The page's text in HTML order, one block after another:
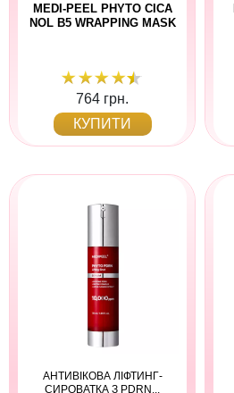
MEDI-PEEL PHYTO CICA
NOL B5 WRAPPING MASK
764 грн.
КУПИТИ
АНТИВІКОВА ЛІФТИНГ-
СИРОВАТКА З PDRN...